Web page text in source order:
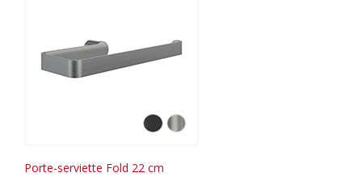
Porte-serviette Fold 22 cm